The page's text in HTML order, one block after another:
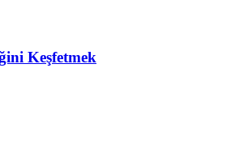
Keşfetmek